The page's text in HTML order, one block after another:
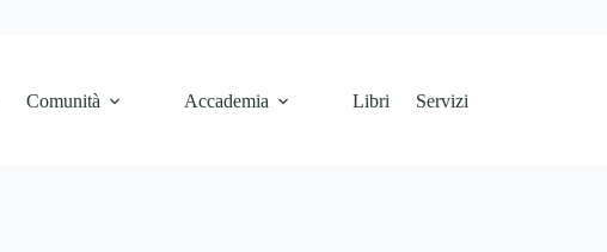
Comunità Accademia Libri Servizi